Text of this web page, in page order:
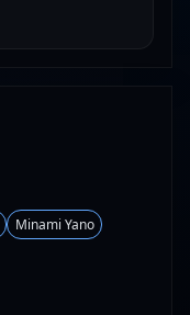
Minami Yano